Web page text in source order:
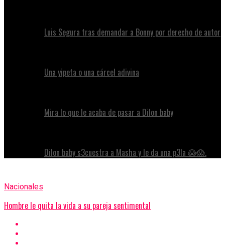
Luis Segura tras demandar a Bonny por derecho de autor
Una yipeta o una cárcel adivina
Mira lo que le acaba de pasar a Dilon baby
Dilon baby s3cuestra a Masha y le da una p3la 😱😱.
Nacionales
Hombre le quita la vida a su pareja sentimental